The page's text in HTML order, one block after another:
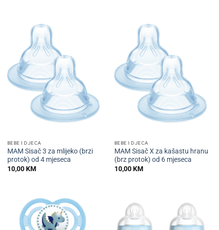
BEBE I DJECA
MAM Sisač 3 za mlijeko (brzi
protok) od 4 mjeseca
10,00KM
BEBE I DJECA
MAM Sisač X za kašastu hranu
(brz protok) od 6 mjeseca
10,00KM